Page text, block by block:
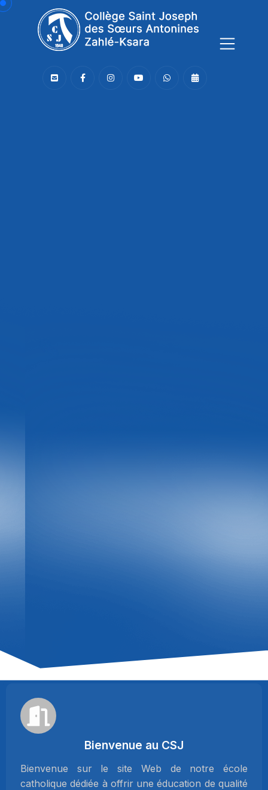
Bienvenue au CSJ
Bienvenue sur le site Web de notre école
catholique dédiée à offrir une éducation de qualité